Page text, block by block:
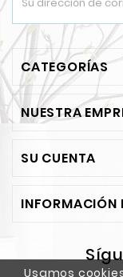
Usamos
CATEGORÍAS
NUESTRA
SU CUENTA
INFORMACIÓN